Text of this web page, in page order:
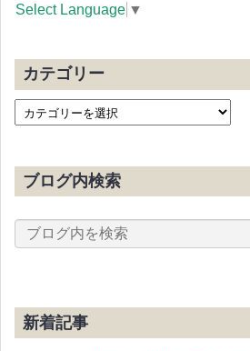
Select Language ▼
カテゴリー
ブログ内検索
新着記事